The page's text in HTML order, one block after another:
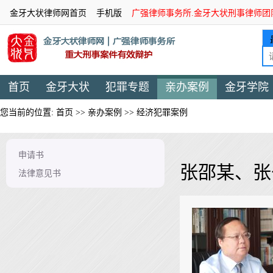
金牙大状律师网首页 手机版 广强律师事务所.金牙大状刑事律师
首页 金牙大状 犯罪专题 亲办案例 金牙学院
您当前的位置: 首页 >> 亲办案例 >> 经济犯罪案例
申请书
法律意见书
张邵某、